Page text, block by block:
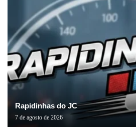
Rapidinhas do JC
7 de agosto de 2026